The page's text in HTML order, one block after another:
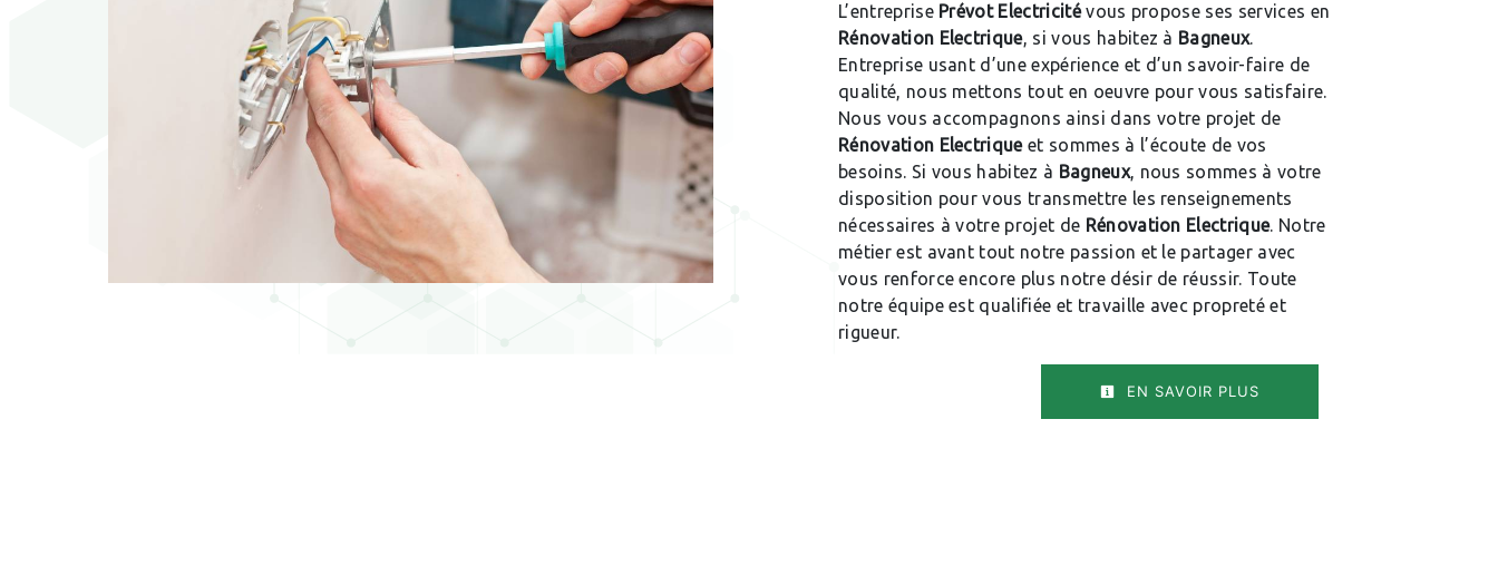
L’entreprise Prévot Electricitévous propose ses services en
Rénovation Electrique, si vous habitez à Bagneux.
Entreprise usant d’une expérience et d’un savoir-faire de
qualité, nous mettons tout en oeuvre pour vous satisfaire.
Nous vous accompagnons ainsi dans votre projet de
Rénovation Electriqueet sommes à l’écoute de vos
besoins. Si vous habitez à Bagneux, nous sommes à votre
disposition pour vous transmettre les renseignements
nécessaires à votre projet de Rénovation Electrique. Notre
métier est avant tout notre passion et le partager avec
vous renforce encore plus notre désir de réussir. Toute
notre équipe est qualifiée et travaille avec propreté et
rigueur.
EN SAVOIR PLUS